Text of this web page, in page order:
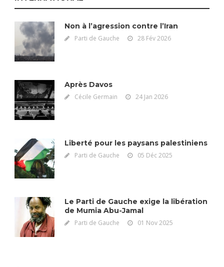
Non à l’agression contre l’Iran
Parti de Gauche 28 Fév 2026
Après Davos
Cécile Germain 24 Jan 2026
Liberté pour les paysans palestiniens
Parti de Gauche 05 Déc 2025
Le Parti de Gauche exige la libération
de Mumia Abu-Jamal
Parti de Gauche 01 Nov 2025